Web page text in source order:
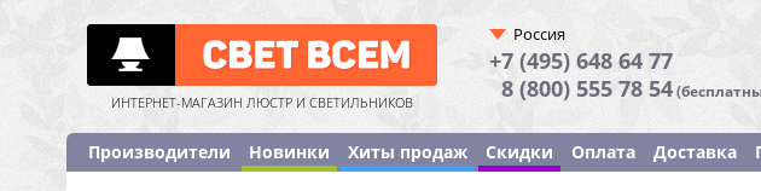
ИНТЕРНЕТ-МАГАЗИН ЛЮСТР И СВЕТИЛЬНИКОВ
Россия
+7 (495) 648 64 77
8 (800) 555 78 54
Производители Новинки Хиты продаж Скидки Оплата Доставка